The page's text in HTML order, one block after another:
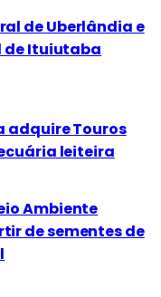
de Uberlândia e
de Ituiutaba
adquire Touros
leiteira
Ambiente
de sementes de